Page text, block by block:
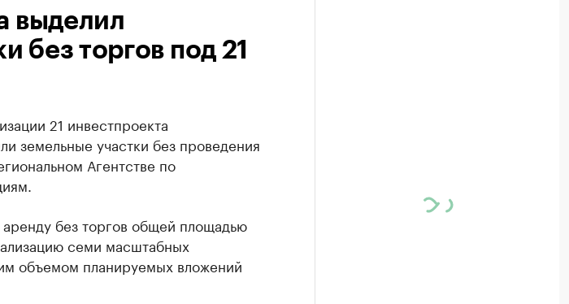
выделил
без торгов под 21
21 инвестпроекта
земельные участки без проведения
Агентстве по
без торгов общей площадью
семи масштабных
объемом планируемых вложений